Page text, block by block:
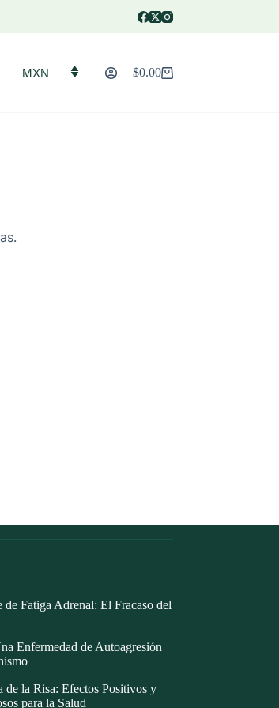
MXN
Carro
$0.00
de Fatiga Adrenal: El Fracaso del
Enfermedad de Autoagresión
de la Risa: Efectos Positivos y
para la Salud